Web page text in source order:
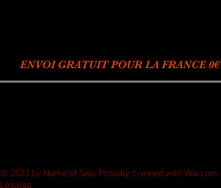
ENVOI GRATUIT POUR LA FRANCE 0€
© 2023 by Name of Site. Proudly created with Wix.com.